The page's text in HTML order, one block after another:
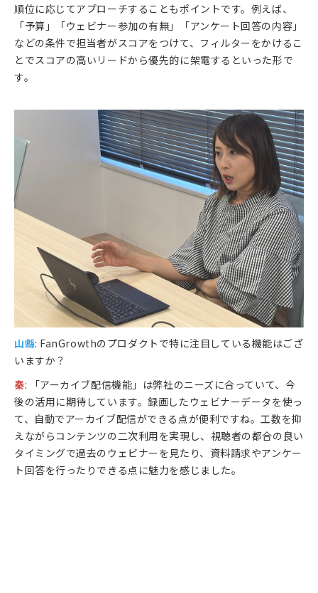
順位に応じてアプローチすることもポイントです。例えば、
「予算」「ウェビナー参加の有無」「アンケート回答の内容」
などの条件で担当者がスコアをつけて、フィルターをかけるこ
とでスコアの高いリードから優先的に架電するといった形で
す。
山縣: FanGrowthのプロダクトで特に注目している機能はござ
いますか？
秦: 「アーカイブ配信機能」は弊社のニーズに合っていて、今
後の活用に期待しています。録画したウェビナーデータを使っ
て、自動でアーカイブ配信ができる点が便利ですね。工数を抑
えながらコンテンツの二次利用を実現し、視聴者の都合の良い
タイミングで過去のウェビナーを見たり、資料請求やアンケー
ト回答を行ったりできる点に魅力を感じました。